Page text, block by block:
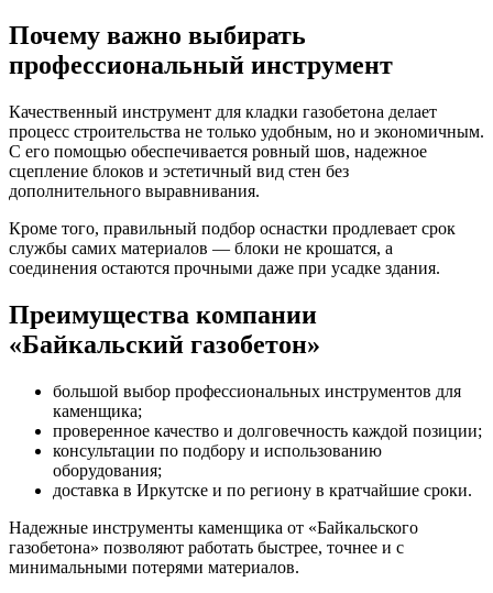
Почему важно выбирать
профессиональный инструмент
Качественный инструмент для кладки газобетона делает
процесс строительства не только удобным, но и экономичным.
С его помощью обеспечивается ровный шов, надежное
сцепление блоков и эстетичный вид стен без
дополнительного выравнивания.
Кроме того, правильный подбор оснастки продлевает срок
службы самих материалов — блоки не крошатся, а
соединения остаются прочными даже при усадке здания.
Преимущества компании
«Байкальский газобетон»
большой выбор профессиональных инструментов для
каменщика;
проверенное качество и долговечность каждой позиции;
консультации по подбору и использованию
оборудования;
доставка в Иркутске и по региону в кратчайшие сроки.
Надежные инструменты каменщика от «Байкальского
газобетона» позволяют работать быстрее, точнее и с
минимальными потерями материалов.